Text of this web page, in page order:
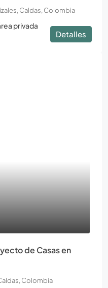
Caldas, Colombia
privada
Detalles
de Casas en
Colombia